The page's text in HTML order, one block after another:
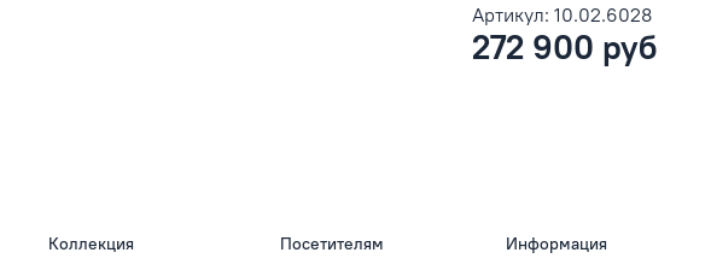
Артикул: 10.02.6028
272 900 руб
Коллекция Посетителям Информация